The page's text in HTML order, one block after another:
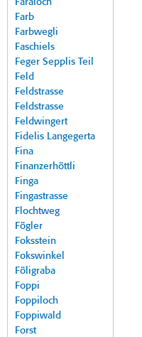
Faraloch
Farb
Farbwegli
Faschiels
Feger Sepplis Teil
Feld
Feldstrasse
Feldstrasse
Feldwingert
Fidelis Langegerta
Fina
Finanzerhöttli
Finga
Fingastrasse
Flochtweg
Fögler
Foksstein
Fokswinkel
Föligraba
Foppi
Foppiloch
Foppiwald
Forst